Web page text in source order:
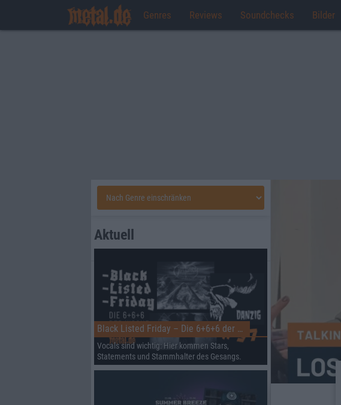
Genres Reviews Soundchecks Bilder
Aktuell
Black Listed Friday – Die 6+6+6 der Woche
Vocals sind wichtig: Hier kommen Stars,
Statements und Stammhalter des Gesangs.